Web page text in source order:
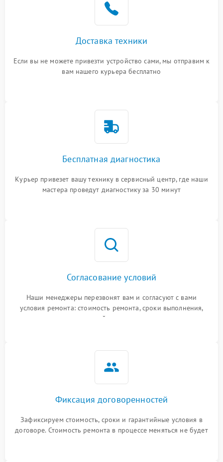
Доставка техники
Если вы не можете привезти устройство сами, мы отправим к
вам нашего курьера бесплатно
Бесплатная диагностика
Курьер привезет вашу технику в сервисный центр, где наши
мастера проведут диагностику за 30 минут
Согласование условий
Наши менеджеры перезвонят вам и согласуют с вами
условия ремонта: стоимость ремонта, сроки выполнения,
гарантийные условия
Фиксация договоренностей
Зафиксируем стоимость, сроки и гарантийные условия в
договоре. Стоимость ремонта в процессе меняться не будет